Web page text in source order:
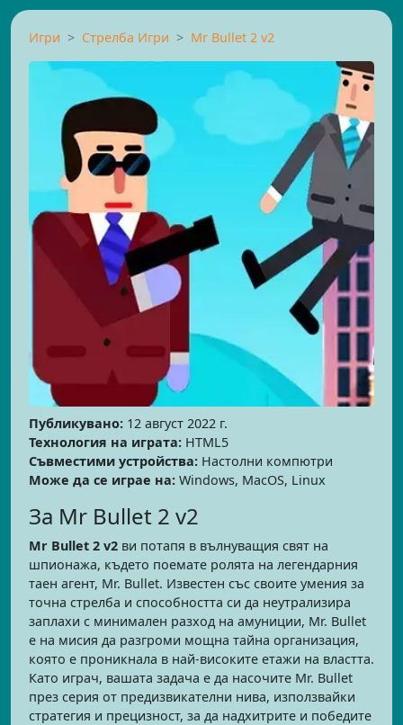
Игри Стрелба Игри Mr Bullet 2 v2
Публикувано: 12 август 2022 г.
Технология на играта: HTML5
Съвместими устройства: Настолни компютри
Може да се играе на: Windows, MacOS, Linux
За Mr Bullet 2 v2
Mr Bullet 2 v2 ви потапя в вълнуващия свят на
шпионажа, където поемате ролята на легендарния
таен агент, Mr. Bullet. Известен със своите умения за
точна стрелба и способността си да неутрализира
заплахи с минимален разход на амуниции, Mr. Bullet
е на мисия да разгроми мощна тайна организация,
която е проникнала в най-високите етажи на властта.
Като играч, вашата задача е да насочите Mr. Bullet
през серия от предизвикателни нива, използвайки
стратегия и прецизност, за да надхитрите и победите